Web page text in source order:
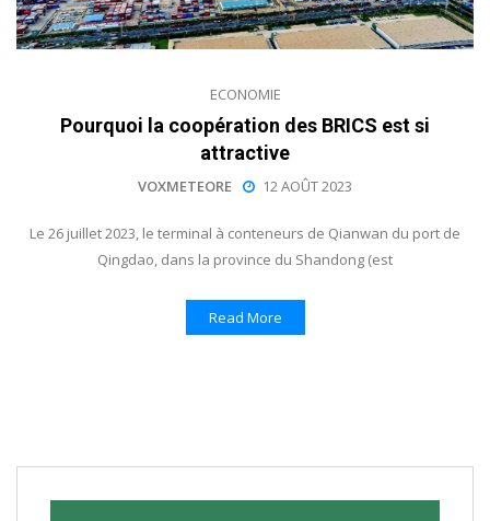
ECONOMIE
Pourquoi la coopération des BRICS est si
attractive
VOXMETEORE 12 AOÛT 2023
Le 26 juillet 2023, le terminal à conteneurs de Qianwan du port de
Qingdao, dans la province du Shandong (est
Read More